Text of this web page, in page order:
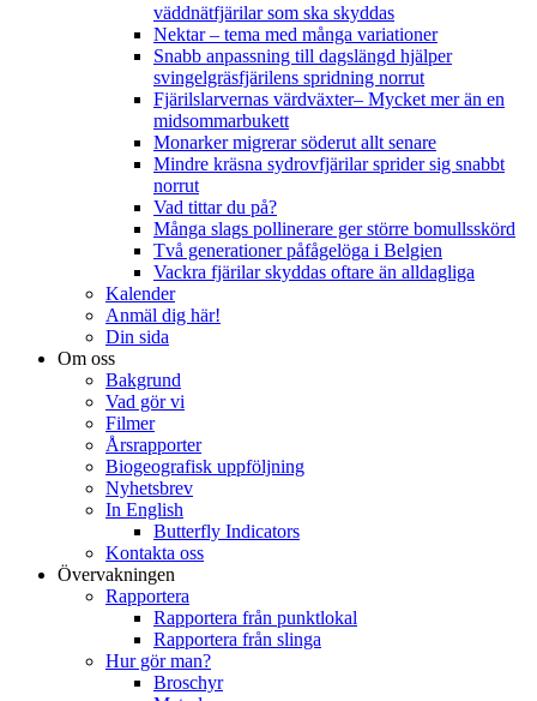
väddnätfjärilar som ska skyddas
Nektar – tema med många variationer
Snabb anpassning till dagslängd hjälper
svingelgräsfjärilens spridning norrut
Fjärilslarvernas värdväxter– Mycket mer än en
midsommarbukett
Monarker migrerar söderut allt senare
Mindre kräsna sydrovfjärilar sprider sig snabbt
norrut
Vad tittar du på?
Många slags pollinerare ger större bomullsskörd
Två generationer påfågelöga i Belgien
Vackra fjärilar skyddas oftare än alldagliga
Kalender
Anmäl dig här!
Din sida
Om oss
Bakgrund
Vad gör vi
Filmer
Årsrapporter
Biogeografisk uppföljning
Nyhetsbrev
In English
Butterfly Indicators
Kontakta oss
Övervakningen
Rapportera
Rapportera från punktlokal
Rapportera från slinga
Hur gör man?
Broschyr